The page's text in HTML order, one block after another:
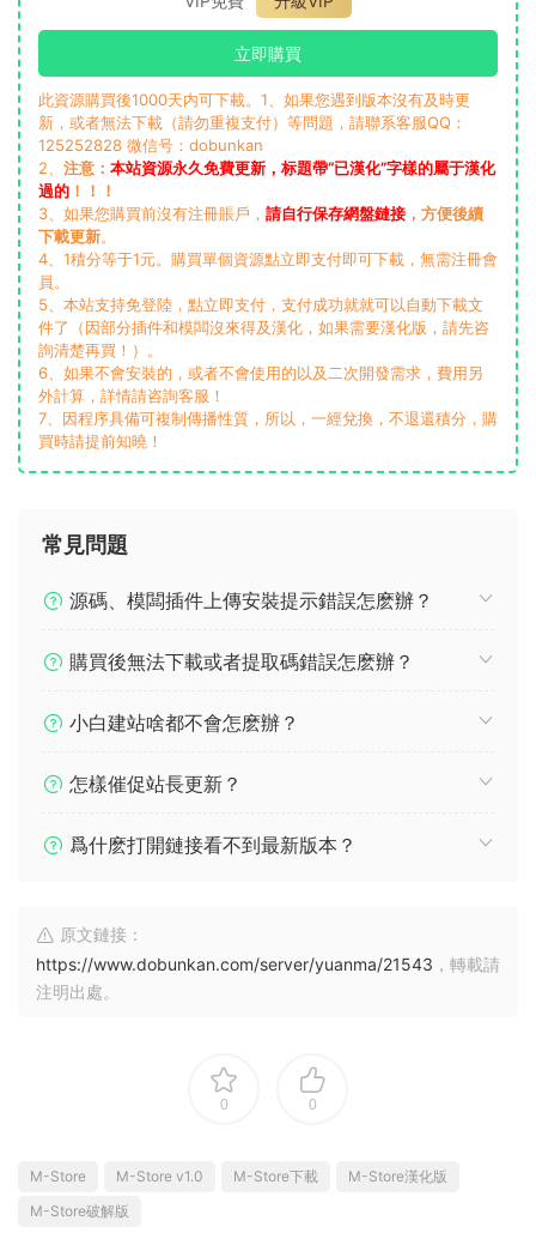
立即購買
此資源購買後1000天内可下載。1、如果您遇到版本沒有及時更
新，或者無法下載（請勿重複支付）等問題，請聯系客服QQ：
125252828 微信号：dobunkan
2、 注意： 本站資源永久免費更新，标題帶“已漢化”字樣的屬于漢化
過的 ！！！
3、如果您購買前沒有注冊賬戶， 請自行保存網盤鏈接 ，方便後續
下載更新。
4、1積分等于1元。購買單個資源點立即支付即可下載，無需注冊會
員。
5、本站支持免登陸，點立即支付，支付成功就就可以自動下載文
件了（因部分插件和模闆沒來得及漢化，如果需要漢化版，請先咨
詢清楚再買！）。
6、如果不會安裝的，或者不會使用的以及二次開發需求，費用另
外計算，詳情請咨詢客服！
7、因程序具備可複制傳播性質，所以，一經兌換，不退還積分，購
買時請提前知曉！
常見問題
源碼、模闆插件上傳安裝提示錯誤怎麽辦？
購買後無法下載或者提取碼錯誤怎麽辦？
小白建站啥都不會怎麽辦？
怎樣催促站長更新？
爲什麽打開鏈接看不到最新版本？
原文鏈接：
https://www.dobunkan.com/server/yuanma/21543 ，轉載請
注明出處。
0 0
M-Store M-Store v1.0 M-Store下載
M-Store漢化版
M-Store破解版